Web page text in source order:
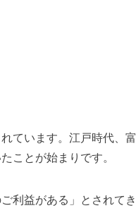
ています。江戸時代、
ことが始まりです。
利益がある」とされて